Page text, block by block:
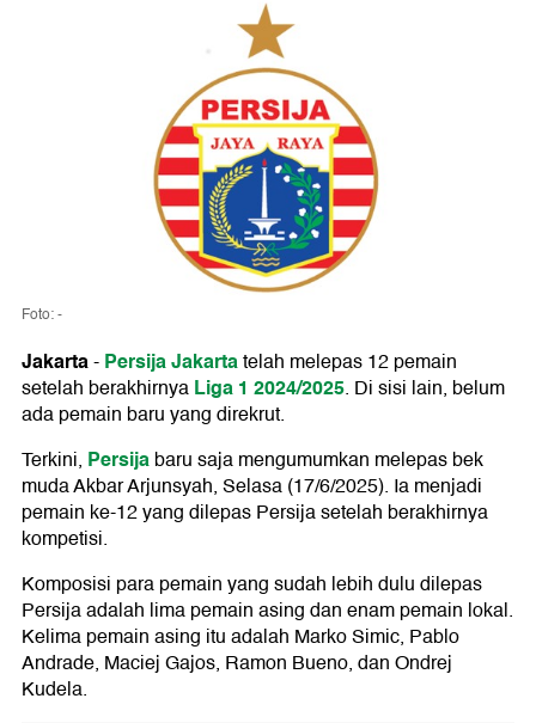
Foto: -
Jakarta-Persija Jakartatelah melepas 12 pemain
setelah berakhirnyaLiga 1 2024/2025. Di sisi lain, belum
ada pemain baru yang direkrut.
Terkini, Persijabaru saja mengumumkan melepas bek
muda Akbar Arjunsyah, Selasa (17/6/2025). Ia menjadi
pemain ke-12 yang dilepas Persija setelah berakhirnya
kompetisi.
Komposisi para pemain yang sudah lebih dulu dilepas
Persija adalah lima pemain asing dan enam pemain lokal.
Kelima pemain asing itu adalah Marko Simic, Pablo
Andrade, Maciej Gajos, Ramon Bueno, dan Ondrej
Kudela.